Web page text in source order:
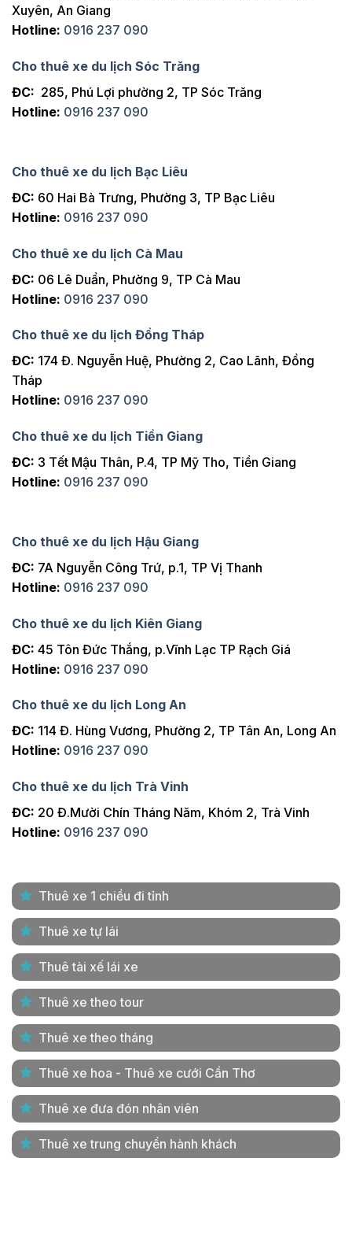
Xuyên, An Giang
Hotline: 0916 237 090
Cho thuê xe du lịch Sóc Trăng
ĐC: 285, Phú Lợi phường 2, TP Sóc Trăng
Hotline: 0916 237 090
Cho thuê xe du lịch Bạc Liêu
ĐC: 60 Hai Bà Trưng, Phường 3, TP Bạc Liêu
Hotline: 0916 237 090
Cho thuê xe du lịch Cà Mau
ĐC: 06 Lê Duẩn, Phường 9, TP Cà Mau
Hotline: 0916 237 090
Cho thuê xe du lịch Đồng Tháp
ĐC: 174 Đ. Nguyễn Huệ, Phường 2, Cao Lãnh, Đồng
Tháp
Hotline: 0916 237 090
Cho thuê xe du lịch Tiền Giang
ĐC: 3 Tết Mậu Thân, P.4, TP Mỹ Tho, Tiền Giang
Hotline: 0916 237 090
Cho thuê xe du lịch Hậu Giang
ĐC: 7A Nguyễn Công Trứ, p.1, TP Vị Thanh
Hotline: 0916 237 090
Cho thuê xe du lịch Kiên Giang
ĐC: 45 Tôn Đức Thắng, p.Vĩnh Lạc TP Rạch Giá
Hotline: 0916 237 090
Cho thuê xe du lịch Long An
ĐC: 114 Đ. Hùng Vương, Phường 2, TP Tân An, Long An
Hotline: 0916 237 090
Cho thuê xe du lịch Trà Vinh
ĐC: 20 Đ.Mười Chín Tháng Năm, Khóm 2, Trà Vinh
Hotline: 0916 237 090
Thuê xe 1 chiều đi tỉnh
Thuê xe tự lái
Thuê tài xế lái xe
Thuê xe theo tour
Thuê xe theo tháng
Thuê xe hoa - Thuê xe cưới Cần Thơ
Thuê xe đưa đón nhân viên
Thuê xe trung chuyển hành khách